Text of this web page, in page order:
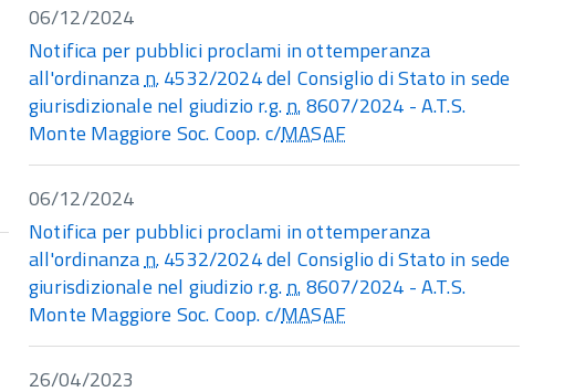
06/12/2024
Notifica per pubblici proclami in ottemperanza
all'ordinanzan.4532/2024 del Consiglio di Stato in sede
giurisdizionale nel giudizio r.g.n.8607/2024 - A.T.S.
Monte Maggiore Soc. Coop. c/MASAF
06/12/2024
Notifica per pubblici proclami in ottemperanza
all'ordinanzan.4532/2024 del Consiglio di Stato in sede
giurisdizionale nel giudizio r.g.n.8607/2024 - A.T.S.
Monte Maggiore Soc. Coop. c/MASAF
26/04/2023